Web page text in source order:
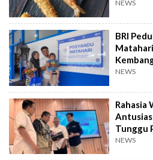
NEWS
BRI
NEWS
Rahasia
Tunggu
NEWS